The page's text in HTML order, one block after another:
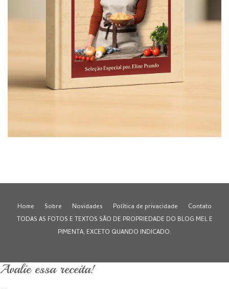
Home Sobre Novidades Política de privacidade
Contato
TODAS AS FOTOS E TEXTOS SÃO DE PROPRIEDADE DO BLOG MEL E
PIMENTA, EXCETO QUANDO INDICADO.
Avalie essa receita!